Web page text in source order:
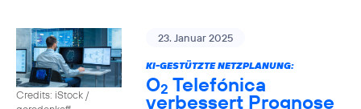
Credits: iStock /
23. Januar 2025
KI-GESTÜTZTE NETZPLANUNG:
O2 Telefónica
verbessert Prognose